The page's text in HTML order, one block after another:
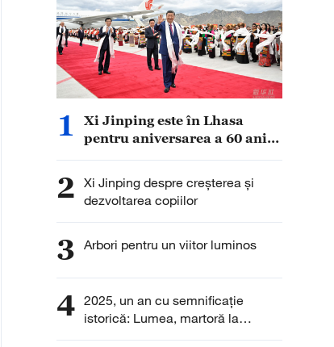
1
Xi Jinping este în Lhasa
pentru aniversarea a 60 ani
2 Xi Jinping despre creșterea și
dezvoltarea copiilor
3 Arbori pentru un viitor luminos
4 2025, un an cu semnificație
istorică: Lumea, martoră la
angajamentul Chinei